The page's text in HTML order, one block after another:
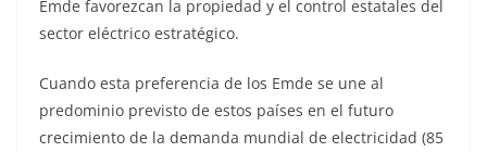
Emde favorezcan la propiedad y el control estatales del
sector eléctrico estratégico.
Cuando esta preferencia de los Emde se une al
predominio previsto de estos países en el futuro
crecimiento de la demanda mundial de electricidad (85